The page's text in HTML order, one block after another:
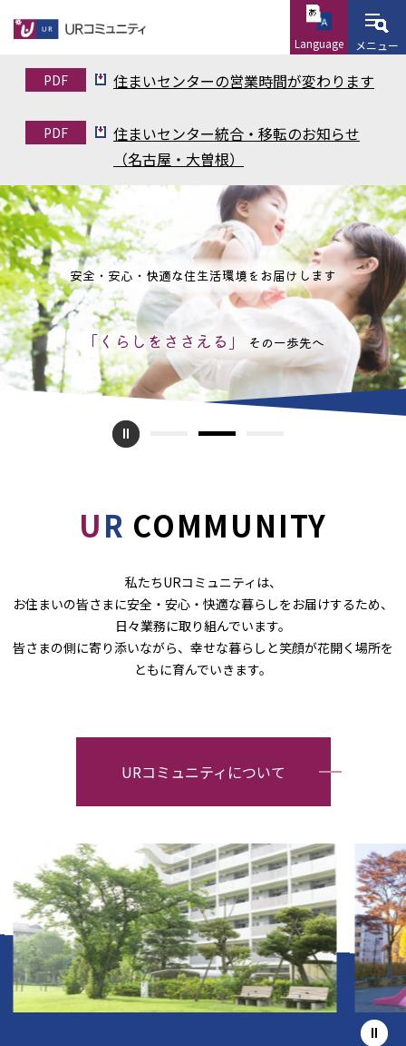
の
頭
で
す
Language メニュー
ら
PDF 住まいセンターの営業時間が変わります
PDF
住まいセンター統合・移転のお知らせ
（名古屋・大曽根）
2
安全・安心・快適な住生活環境をお届けします
「くらしをささえる」 その一歩先へ
UR COMMUNITY
私たちURコミュニティは、
お住まいの皆さまに安全・安心・快適な暮らしをお届けするため、
日々業務に取り組んでいます。
皆さまの側に寄り添いながら、幸せな暮らしと笑顔が花開く場所を
ともに育んでいきます。
URコミュニティについて